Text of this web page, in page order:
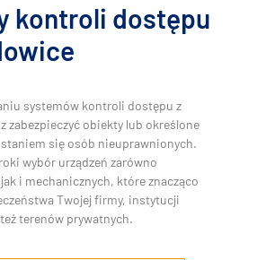
kontroli dostępu
systemów kontroli dostępu z
zabezpieczyć obiekty lub określone
się osób nieuprawnionych.
wybór urządzeń zarówno
i mechanicznych, które znacząco
Twojej firmy, instytucji
terenów prywatnych.